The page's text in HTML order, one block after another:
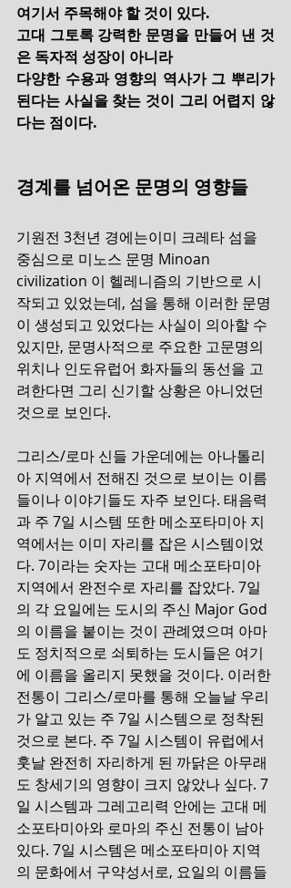
여기서 주목해야 할 것이 있다.
고대 그토록 강력한 문명을 만들어 낸 것
은 독자적 성장이 아니라
다양한 수용과 영향의 역사가 그 뿌리가
된다는 사실을 찾는 것이 그리 어렵지 않
다는 점이다.
경계를 넘어온 문명의 영향들
기원전 3천년 경에는이미 크레타 섬을
중심으로 미노스 문명 Minoan
civilization 이 헬레니즘의 기반으로 시
작되고 있었는데, 섬을 통해 이러한 문명
이 생성되고 있었다는 사실이 의아할 수
있지만, 문명사적으로 주요한 고문명의
위치나 인도유럽어 화자들의 동선을 고
려한다면 그리 신기할 상황은 아니었던
것으로 보인다.
그리스/로마 신들 가운데에는 아나톨리
아 지역에서 전해진 것으로 보이는 이름
들이나 이야기들도 자주 보인다. 태음력
과 주 7일 시스템 또한 메소포타미아 지
역에서는 이미 자리를 잡은 시스템이었
다. 7이라는 숫자는 고대 메소포타미아
지역에서 완전수로 자리를 잡았다. 7일
의 각 요일에는 도시의 주신 Major God
의 이름을 붙이는 것이 관례였으며 아마
도 정치적으로 쇠퇴하는 도시들은 여기
에 이름을 올리지 못했을 것이다. 이러한
전통이 그리스/로마를 통해 오늘날 우리
가 알고 있는 주 7일 시스템으로 정착된
것으로 본다. 주 7일 시스템이 유럽에서
훗날 완전히 자리하게 된 까닭은 아무래
도 창세기의 영향이 크지 않았나 싶다. 7
일 시스템과 그레고리력 안에는 고대 메
소포타미아와 로마의 주신 전통이 남아
있다. 7일 시스템은 메소포타미아 지역
의 문화에서 구약성서로, 요일의 이름들